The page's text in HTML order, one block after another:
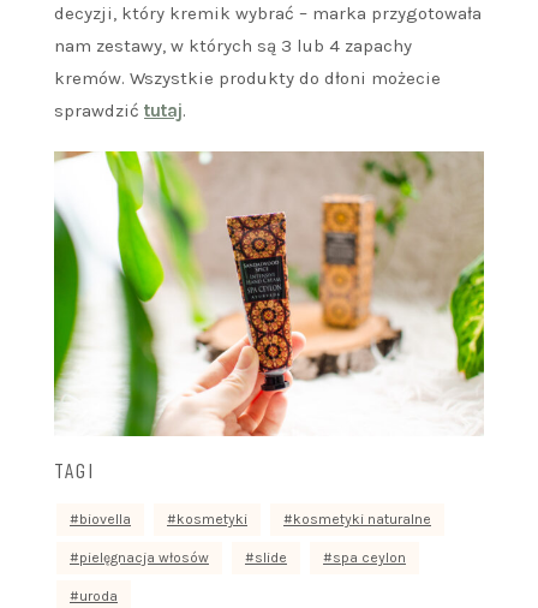
decyzji, który kremik wybrać – marka przygotowała
nam zestawy, w których są 3 lub 4 zapachy
kremów. Wszystkie produkty do dłoni możecie
sprawdzić tutaj.
TAGI
biovella kosmetyki kosmetyki naturalne
pielęgnacja włosów slide spa ceylon
uroda